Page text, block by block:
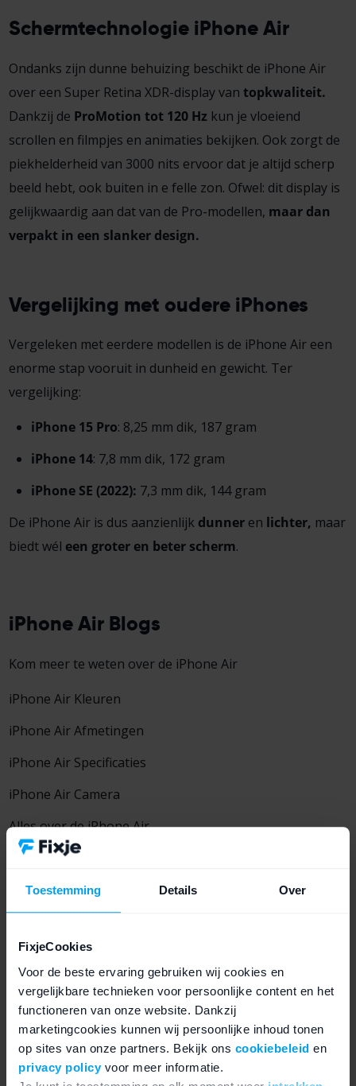
Toestemming Details Over
FixjeCookies
Voor de beste ervaring gebruiken wij cookies en
vergelijkbare technieken voor persoonlijke content en het
functioneren van onze website. Dankzij
marketingcookies kunnen wij persoonlijke inhoud tonen
op sites van onze partners. Bekijk ons cookiebeleid en
privacy policyvoor meer informatie.
Schermtechnologie iPhone Air
Ondanks zijn dunne behuizing beschikt de iPhone Air
over een Super Retina XDR-display van topkwaliteit.
Dankzij de ProMotion tot 120 Hz kun je vloeiend
scrollen en filmpjes en animaties bekijken. Ook zorgt de
piekhelderheid van 3000 nits ervoor dat je altijd scherp
beeld hebt, ook buiten in e felle zon. Ofwel: dit display is
gelijkwaardig aan dat van de Pro-modellen, maar dan
verpakt in een slanker design.
Vergelijking met oudere iPhones
Vergeleken met eerdere modellen is de iPhone Air een
enorme stap vooruit in dunheid en gewicht. Ter
vergelijking:
iPhone 15 Pro: 8,25 mm dik, 187 gram
iPhone 14: 7,8 mm dik, 172 gram
iPhone SE (2022): 7,3 mm dik, 144 gram
De iPhone Air is dus aanzienlijk dunner en lichter, maar
biedt wél een groter en beter scherm.
iPhone Air Blogs
Kom meer te weten over de iPhone Air
iPhone Air Kleuren
iPhone Air Afmetingen
iPhone Air Specificaties
iPhone Air Camera
Alles over de iPhone Air
Keuzeadvies met refurbished tip
krachtige prestaties? Dan is de iPhone Air een
uitstekende keuze. Wil je echter een groter toestel met
meer camerafuncties, dan zijn de Pro-modellen
geschikter.
Wil je de voordelen van een iPhone ervaren zonder de